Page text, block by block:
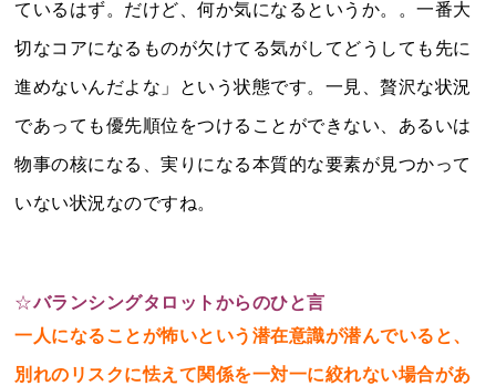
ているはず。だけど、何か気になるというか。。一番大
切なコアになるものが欠けてる気がしてどうしても先に
進めないんだよな」という状態です。一見、贅沢な状況
であっても優先順位をつけることができない、あるいは
物事の核になる、実りになる本質的な要素が見つかって
いない状況なのですね。
☆バランシングタロットからのひと言
一人になることが怖いという潜在意識が潜んでいると、
別れのリスクに怯えて関係を一対一に絞れない場合があ